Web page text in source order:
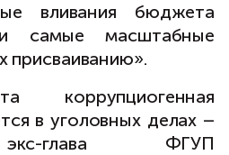
вливания бюджета
самые масштабные
присваиванию».
коррупциогенная
в уголовных делах –
глава ФГУП